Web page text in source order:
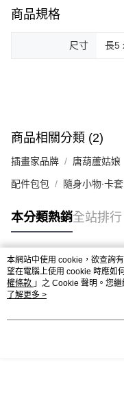
５．嚴禁一人註冊多個帳號
恩沛科技股份有限公司將有
每筆NT$200
商品規格
尺寸 長5
商品相關分類 (2)
插畫家品牌 唐葫蘆姑娘
配件包包 隨身小物∙卡
本分類熱銷全站排行
熱門標籤
本網站中使用 cookie，欲查詢
望在電腦上使用 cookie 時應如
權條款 」之 Cookie 聲明。您
用條款之 Cookie 聲明使用
了解更多 >